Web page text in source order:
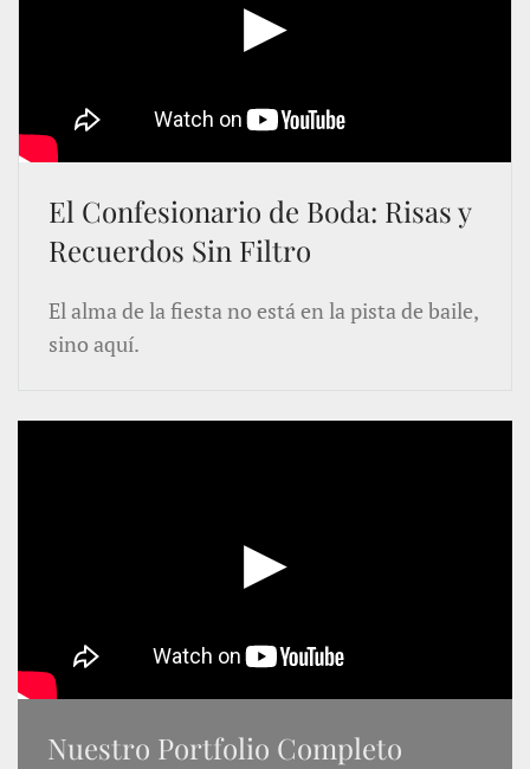
El Confesionario de Boda: Risas y
Recuerdos Sin Filtro
El alma de la fiesta no está en la pista de baile,
sino aquí.
Nuestro Portfolio Completo